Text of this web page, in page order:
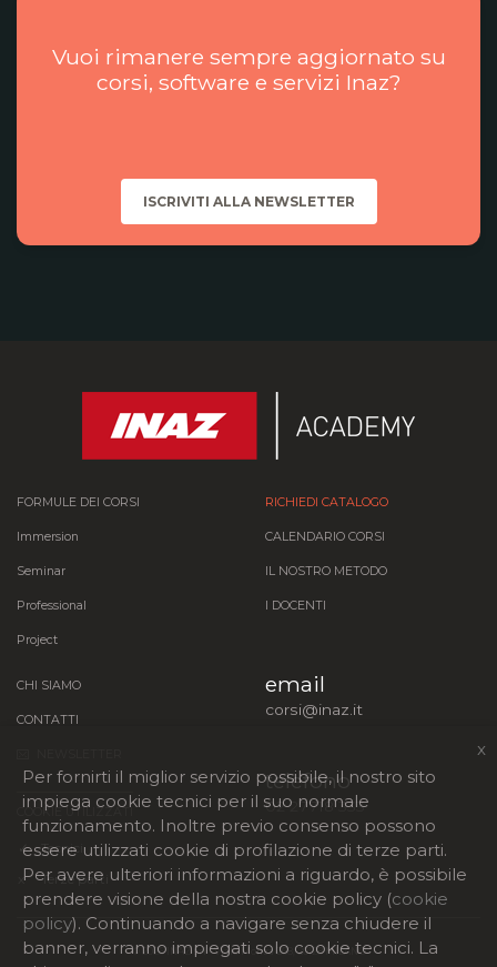
Vuoi rimanere sempre aggiornato su
corsi, software e servizi Inaz?
ISCRIVITI ALLA NEWSLETTER
x
Per fornirti il miglior servizio possibile, il nostro sito
impiega cookie tecnici per il suo normale
funzionamento. Inoltre previo consenso possono
essere utilizzati cookie di profilazione di terze parti.
Per avere ulteriori informazioni a riguardo, è possibile
prendere visione della nostra cookie policy (cookie
policy). Continuando a navigare senza chiudere il
banner, verranno impiegati solo cookie tecnici. La
FORMULE DEI CORSI
Immersion
Seminar
Professional
Project
RICHIEDI CATALOGO
CALENDARIO CORSI
IL NOSTRO METODO
I DOCENTI
CHI SIAMO
CONTATTI
COOKIE UTILIZZATI
✓
Tecnici
x
Terze parti
email
corsi@inaz.it
telefono
02 27718 333
© 2026 INAZ srl - Viale Monza 268, 20128 MILANO